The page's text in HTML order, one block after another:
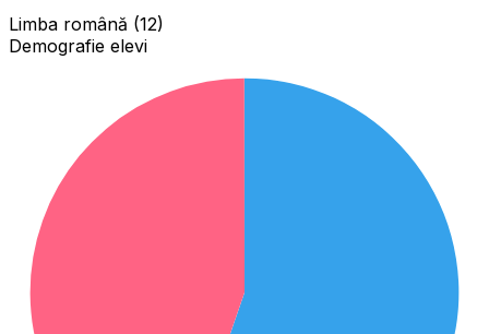
Limba română (12)
Demografie elevi